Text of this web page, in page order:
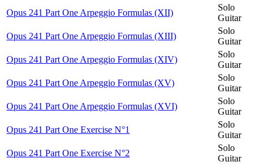
Opus 241 Part One Arpeggio Formulas (XII)
Solo
Guitar
Opus 241 Part One Arpeggio Formulas (XIII)
Solo
Guitar
Opus 241 Part One Arpeggio Formulas (XIV)
Solo
Guitar
Opus 241 Part One Arpeggio Formulas (XV)
Solo
Guitar
Opus 241 Part One Arpeggio Formulas (XVI)
Solo
Guitar
Opus 241 Part One Exercise N°1
Solo
Guitar
Opus 241 Part One Exercise N°2
Solo
Guitar